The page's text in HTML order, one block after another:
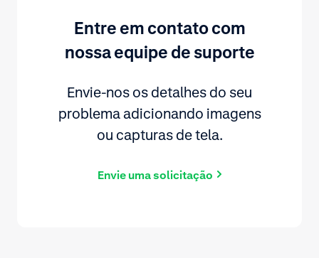
Entre em contato com
nossa equipe de suporte
Envie-nos os detalhes do seu
problema adicionando imagens
ou capturas de tela.
Envie uma solicitação